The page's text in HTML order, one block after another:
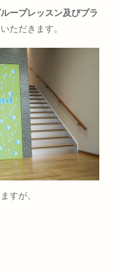
ープレッスン及びプラ
ただきます。
すが、